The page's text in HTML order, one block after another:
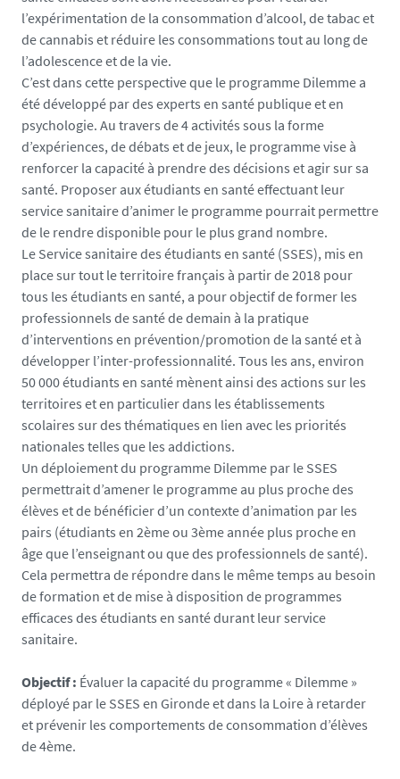
-
d
i
l
e
m
m
e
_
1
7
5
0
2
3
1
6
7
8
8
7
8
-
p
n
g
l’expérimentation de la consommation d’alcool, de tabac et
de cannabis et réduire les consommations tout au long de
l’adolescence et de la vie.
C’est dans cette perspective que le programme Dilemme a
été développé par des experts en santé publique et en
psychologie. Au travers de 4 activités sous la forme
d’expériences, de débats et de jeux, le programme vise à
renforcer la capacité à prendre des décisions et agir sur sa
santé. Proposer aux étudiants en santé effectuant leur
service sanitaire d’animer le programme pourrait permettre
de le rendre disponible pour le plus grand nombre.
Le Service sanitaire des étudiants en santé (SSES), mis en
place sur tout le territoire français à partir de 2018 pour
tous les étudiants en santé, a pour objectif de former les
professionnels de santé de demain à la pratique
d’interventions en prévention/promotion de la santé et à
développer l’inter-professionnalité. Tous les ans, environ
50 000 étudiants en santé mènent ainsi des actions sur les
territoires et en particulier dans les établissements
scolaires sur des thématiques en lien avec les priorités
nationales telles que les addictions.
Un déploiement du programme Dilemme par le SSES
permettrait d’amener le programme au plus proche des
élèves et de bénéficier d’un contexte d’animation par les
pairs (étudiants en 2ème ou 3ème année plus proche en
âge que l’enseignant ou que des professionnels de santé).
Cela permettra de répondre dans le même temps au besoin
de formation et de mise à disposition de programmes
efficaces des étudiants en santé durant leur service
sanitaire.
Objectif : Évaluer la capacité du programme « Dilemme »
déployé par le SSES en Gironde et dans la Loire à retarder
et prévenir les comportements de consommation d’élèves
de 4ème.